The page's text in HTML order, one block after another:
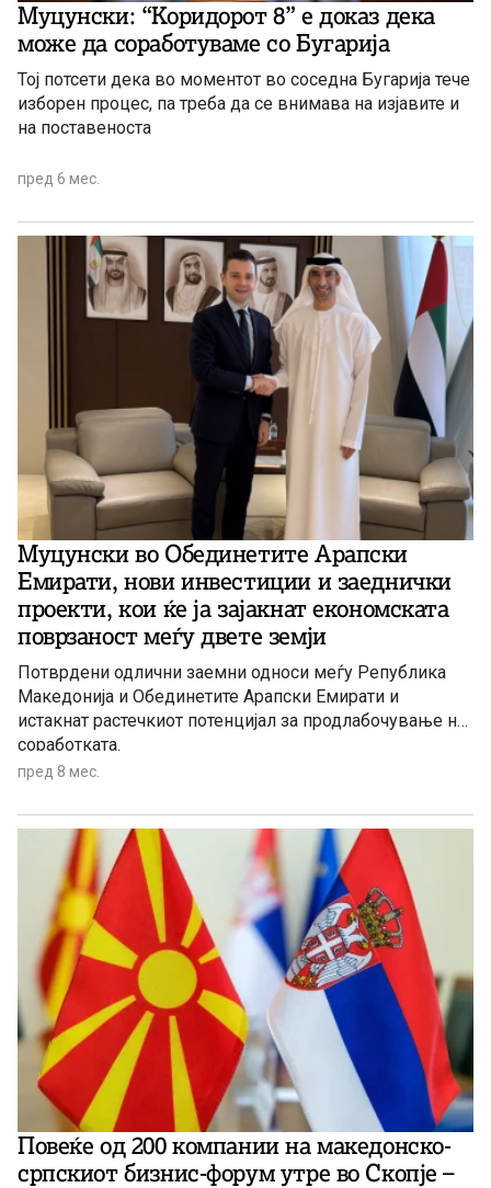
Муцунски: “Коридорот 8” е доказ дека
може да соработуваме со Бугарија
Тој потсети дека во моментот во соседна Бугарија тече
изборен процес, па треба да се внимава на изјавите и
на поставеноста
пред 6 мес.
Муцунски во Обединетите Арапски
Емирати, нови инвестиции и заеднички
проекти, кои ќе ја зајакнат економската
поврзаност меѓу двете земји
Потврдени одлични заемни односи меѓу Република
Македонија и Обединетите Арапски Емирати и
истакнат растечкиот потенцијал за продлабочување на
соработката.
пред 8 мес.
Повеќе од 200 компании на македонско-
српскиот бизнис-форум утре во Скопје –